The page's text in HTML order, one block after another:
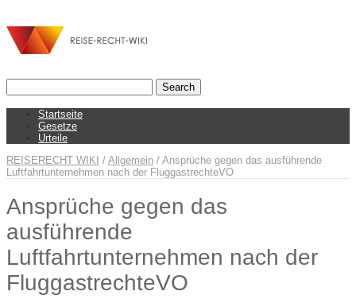
Startseite
Gesetze
Urteile
REISERECHT WIKI / Allgemein / Ansprüche gegen das ausführende
Luftfahrtunternehmen nach der FluggastrechteVO
Ansprüche gegen das
ausführende
Luftfahrtunternehmen nach der
FluggastrechteVO